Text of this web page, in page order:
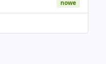
nowe